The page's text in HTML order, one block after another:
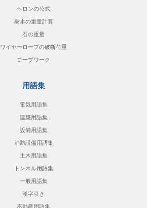
ヘロンの公式
樹木の重量計算
石の重量
ワイヤーロープの破断荷重
ロープワーク
用語集
電気用語集
建築用語集
設備用語集
消防設備用語集
土木用語集
トンネル用語集
一般用語集
漢字引き
不動産用語集